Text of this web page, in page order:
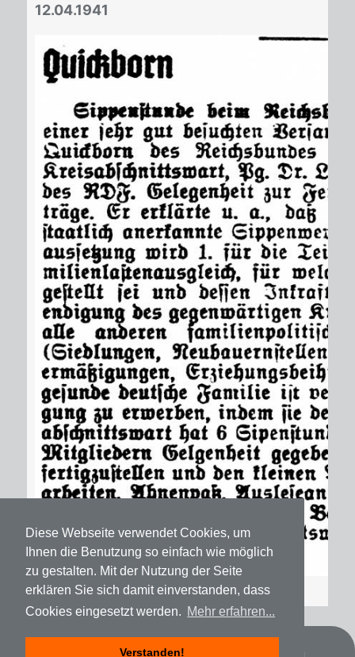
Diese Webseite verwendet Cookies, um
Ihnen die Benutzung so einfach wie möglich
zu gestalten. Mit der Nutzung der Seite
erklären Sie sich damit einverstanden, dass
Cookies eingesetzt werden. Mehr erfahren...
Verstanden!
12.04.1941
Impressum